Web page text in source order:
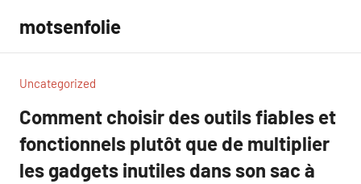
contenu
motsenfolie
Uncategorized
Comment choisir des outils fiables et
fonctionnels plutôt que de multiplier
les gadgets inutiles dans son sac à